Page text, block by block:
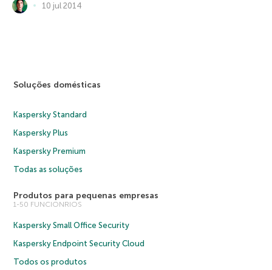
10 jul 2014
Soluções domésticas
Kaspersky Standard
Kaspersky Plus
Kaspersky Premium
Todas as soluções
Produtos para pequenas empresas
1-50 FUNCIONRIOS
Kaspersky Small Office Security
Kaspersky Endpoint Security Cloud
Todos os produtos